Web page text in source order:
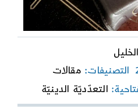
التصنيفات: مقالات
التعدّديّة الدينيّة